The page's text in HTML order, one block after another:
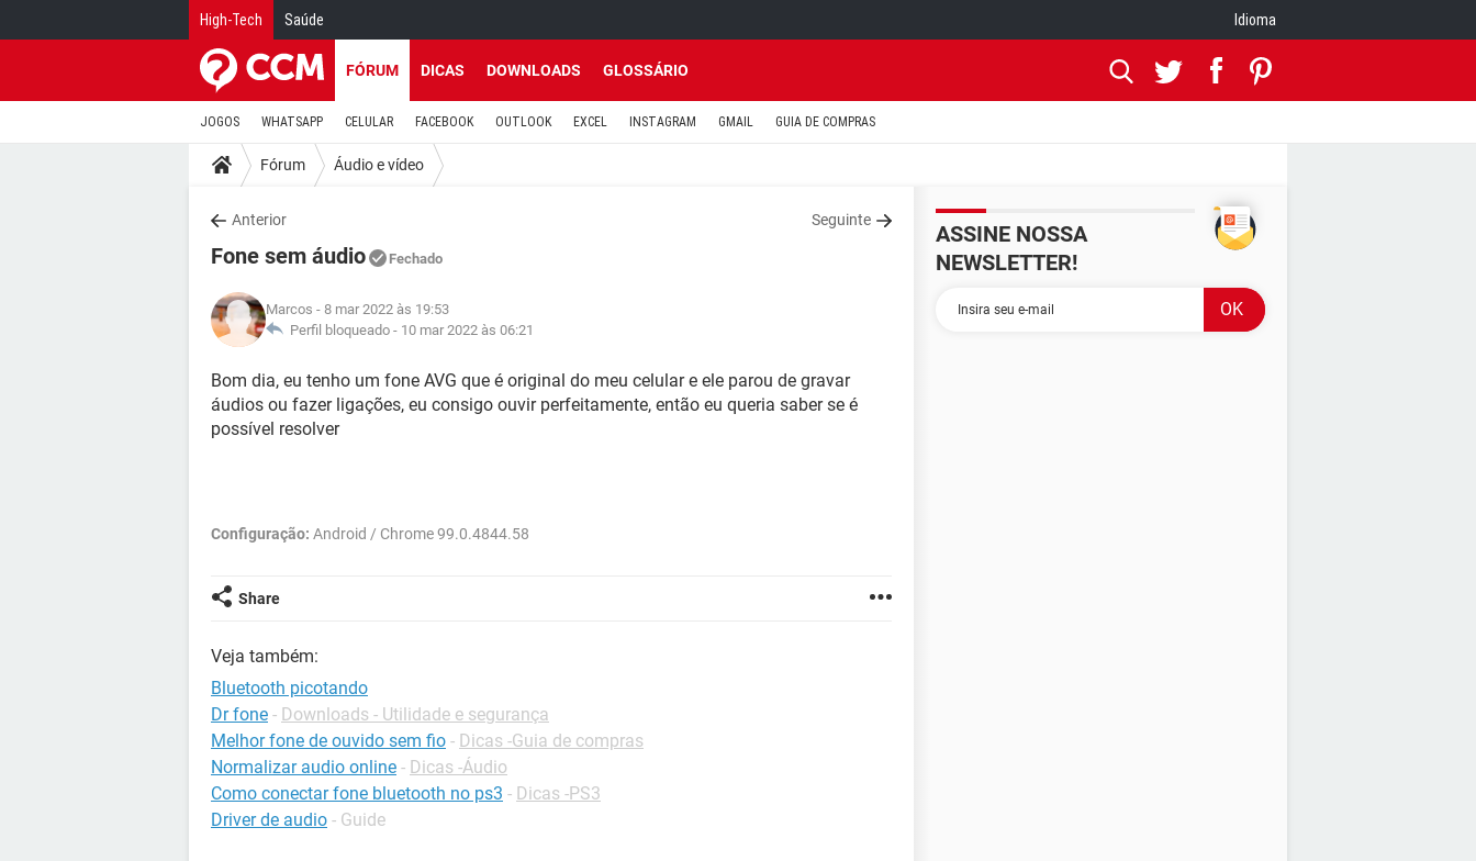
High-Tech Saúde Idioma
FÓRUM DICAS DOWNLOADS GLOSSÁRIO
JOGOS WHATSAPP CELULAR FACEBOOK OUTLOOK EXCEL INSTAGRAM GMAIL GUIA DE COMPRAS
Fórum Áudio e vídeo
Anterior Seguinte
Fone sem áudio Fechado
Marcos - 8 mar 2022 às 19:53
Perfil bloqueado - 10 mar 2022 às 06:21
Bom dia, eu tenho um fone AVG que é original do meu celular e ele parou de gravar
áudios ou fazer ligações, eu consigo ouvir perfeitamente, então eu queria saber se é
possível resolver
Configuração: Android / Chrome 99.0.4844.58
Share
Veja também:
Bluetooth picotando
Dr fone - Downloads - Utilidade e segurança
Melhor fone de ouvido sem fio - Dicas -Guia de compras
Normalizar audio online - Dicas -Áudio
Como conectar fone bluetooth no ps3 - Dicas -PS3
Driver de audio - Guide
ASSINE NOSSA
NEWSLETTER!